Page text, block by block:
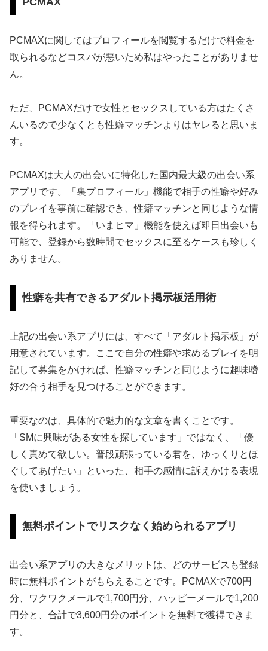
PCMAXに関してはプロフィールを閲覧するだけで料金を
取られるなどコスパが悪いため私はやったことがありませ
ん。
ただ、PCMAXだけで女性とセックスしている方はたくさ
んいるので少なくとも性癖マッチンよりはヤレると思いま
す。
PCMAXは大人の出会いに特化した国内最大級の出会い系
アプリです。「裏プロフィール」機能で相手の性癖や好み
のプレイを事前に確認でき、性癖マッチンと同じような情
報を得られます。「いまヒマ」機能を使えば即日出会いも
可能で、登録から数時間でセックスに至るケースも珍しく
ありません。
性癖を共有できるアダルト掲示板活用術
上記の出会い系アプリには、すべて「アダルト掲示板」が
用意されています。ここで自分の性癖や求めるプレイを明
記して募集をかければ、性癖マッチンと同じように趣味嗜
好の合う相手を見つけることができます。
重要なのは、具体的で魅力的な文章を書くことです。
「SMに興味がある女性を探しています」ではなく、「優
しく責めて欲しい。普段頑張っている君を、ゆっくりとほ
ぐしてあげたい」といった、相手の感情に訴えかける表現
を使いましょう。
無料ポイントでリスクなく始められるアプリ
出会い系アプリの大きなメリットは、どのサービスも登録
時に無料ポイントがもらえることです。PCMAXで700円
分、ワクワクメールで1,700円分、ハッピーメールで1,200
円分と、合計で3,600円分のポイントを無料で獲得できま
す。